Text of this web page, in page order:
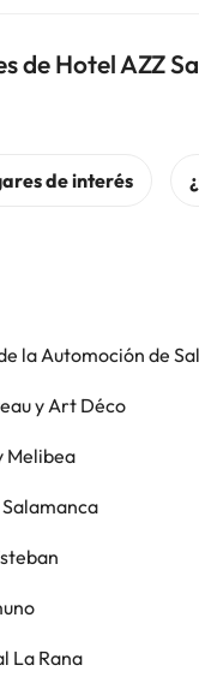
de Hotel AZZ
la Automoción de
y Art Déco
Melibea
La Rana